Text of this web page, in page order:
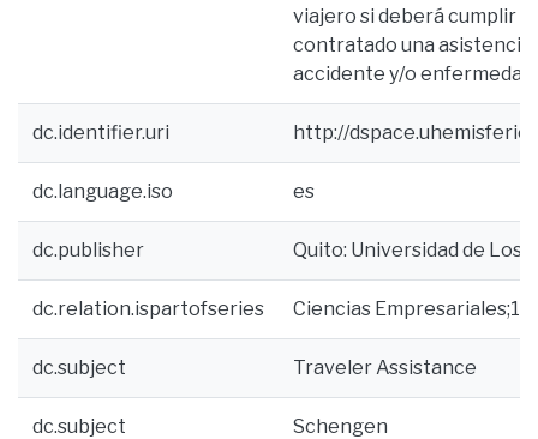
viajero si deberá cumplir
contratado una asistencia
accidente y/o enfermedad.
dc.identifier.uri http://
dc.language.iso es
dc.publisher Quito: Universidad de Los
dc.relation.ispartofseries Ciencias
dc.subject Traveler Assistance
dc.subject Schengen